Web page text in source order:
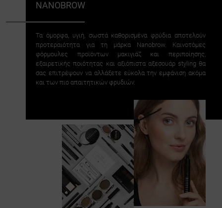
NANOBROW
Τα όμορφα, υγιή, σωστά καθορισμένα φρύδια αποτελούν
προτεραιότητα για τη μάρκα Nanobrow. Καινοτόμες
φόρμουλες προϊόντων μακιγιάζ και περιποίησης,
εξαιρετικής ποιότητας και αξιόπιστα αξεσουάρ styling θα
σας επιτρέψουν να αλλάξετε εύκολα την εμφάνιση ακόμα
και των πιο απαιτητικών φρυδιών.